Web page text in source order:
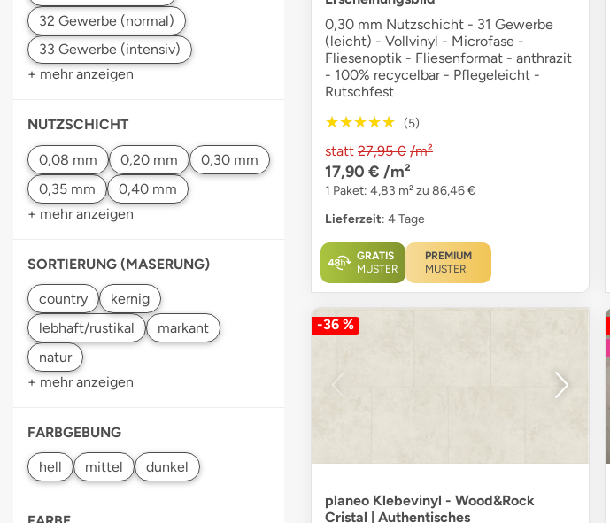
+ mehr anzeigen
NUTZSCHICHT
+ mehr anzeigen
SORTIERUNG (MASERUNG)
+ mehr anzeigen
FARBGEBUNG
0,30 mm Nutzschicht - 31 Gewerbe
(leicht) - Vollvinyl - Microfase -
Fliesenoptik - Fliesenformat - anthrazit
- 100% recycelbar - Pflegeleicht -
Rutschfest
★★★★★
★★★★★ (5)
statt 27,95 € /m²
17,90 € /m²
1 Paket: 4,83 m² zu 86,46 €
Lieferzeit: 4 Tage
GRATIS
MUSTER
PREMIUM
MUSTER
-36 %
planeo Klebevinyl - Wood&Rock
Cristal | Authentisches